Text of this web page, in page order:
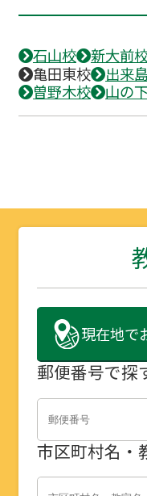
石山校 新大前
亀田東校
出来
曽野木校
山の
現在地で
郵便番号で探
市区町村名・